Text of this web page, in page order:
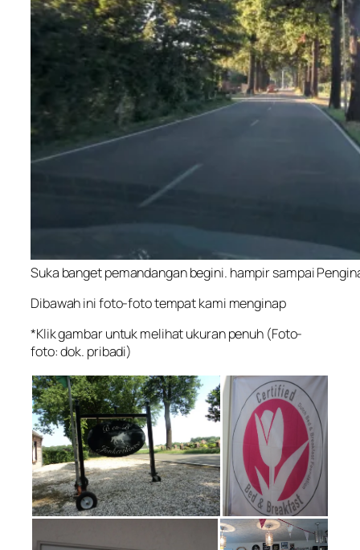
Suka banget pemandangan begini. hampir sampai
Dibawah ini foto-foto tempat kami menginap
*Klik gambar untuk melihat ukuran penuh (Foto-
foto: dok. pribadi)